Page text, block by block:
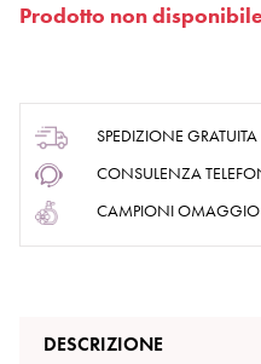
Prodotto non
SPEDIZIONE
CONSULENZA
CAMPIONI OMAGGIO
DESCRIZIONE